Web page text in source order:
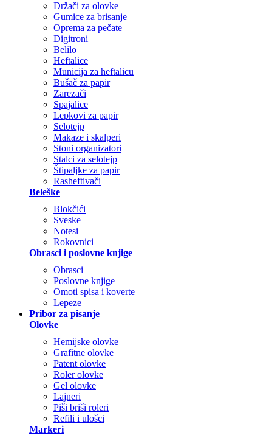
Držači za olovke
Gumice za brisanje
Oprema za pečate
Digitroni
Belilo
Heftalice
Municija za heftalicu
Bušač za papir
Zarezači
Spajalice
Lepkovi za papir
Selotejp
Makaze i skalperi
Stoni organizatori
Stalci za selotejp
Štipaljke za papir
Rasheftivači
Beleške
Blokčići
Sveske
Notesi
Rokovnici
Obrasci i poslovne knjige
Obrasci
Poslovne knjige
Omoti spisa i koverte
Lepeze
Pribor za pisanje
Olovke
Hemijske olovke
Grafitne olovke
Patent olovke
Roler olovke
Gel olovke
Lajneri
Piši briši roleri
Refili i ulošci
Markeri